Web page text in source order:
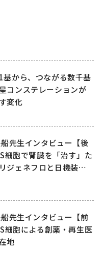
基から、つながる数千基
コンステレーションが
変化
先生インタビュー【後
細胞で腎臓を「治す」た
ジェネフロと日機装が
先生インタビュー【前
細胞による創薬・再生医
地